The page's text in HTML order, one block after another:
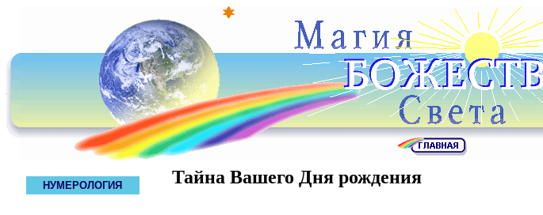
НУМЕРОЛОГИЯ Тайна Вашего Дня рождения